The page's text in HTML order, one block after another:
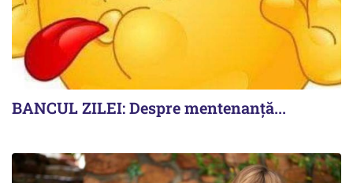
BANCUL ZILEI: Despre mentenanță...